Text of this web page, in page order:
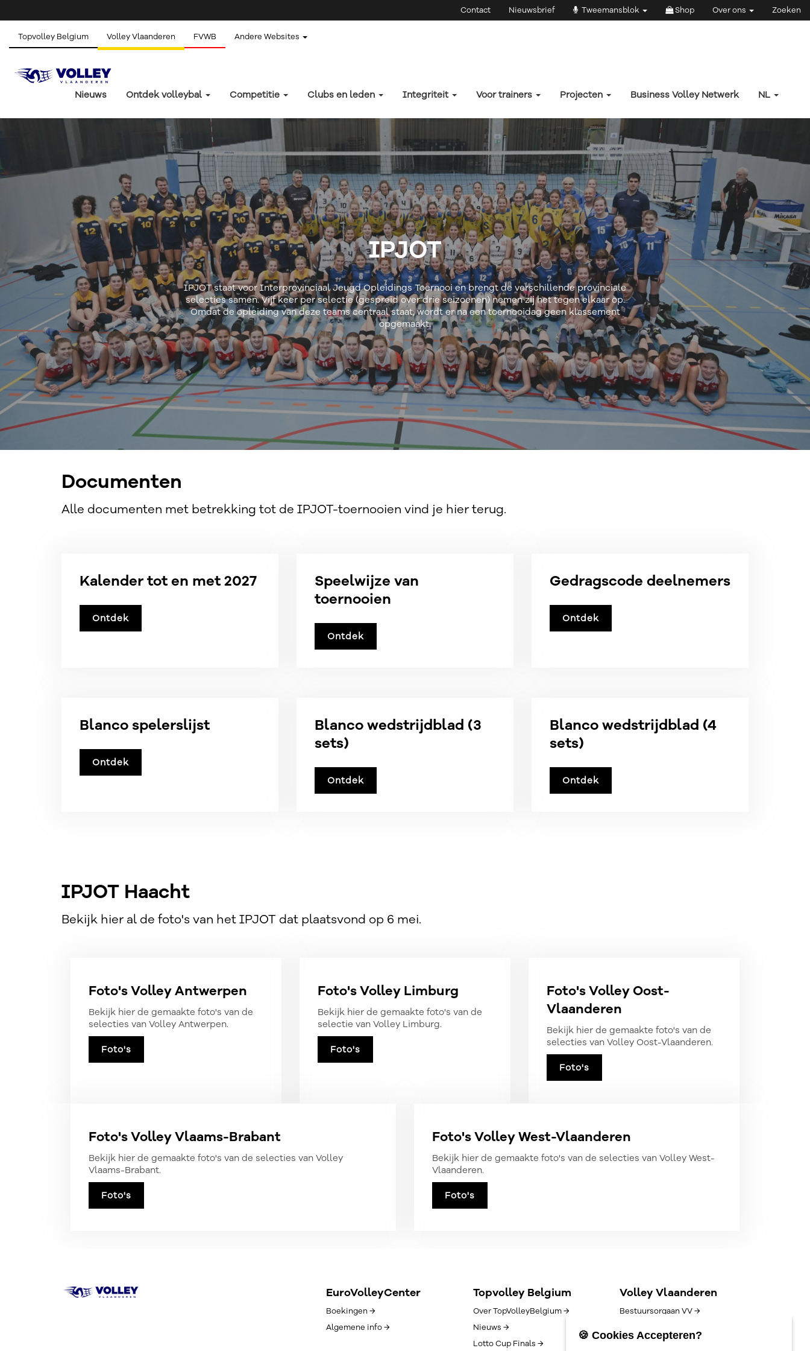
Contact Nieuwsbrief Tweemansblok Shop Over ons Zoeken
Topvolley Belgium Volley Vlaanderen FVWB Andere Websites
Nieuws Ontdek volleybal Competitie Clubs en leden Integriteit Voor trainers Projecten Business Volley Netwerk NL
IPJOT
IPJOT staat voor Interprovinciaal Jeugd Opleidings Toernooi en brengt de verschillende provinciale
selecties samen. Vijf keer per selectie (gespreid over drie seizoenen) nemen zij het tegen elkaar op.
Omdat de opleiding van deze teams centraal staat, wordt er na een toernooidag geen klassement
opgemaakt.
Documenten
Alle documenten met betrekking tot de IPJOT-toernooien vind je hier terug.
Kalender tot en met 2027
Ontdek
Speelwijze van
toernooien
Ontdek
Gedragscode deelnemers
Ontdek
Blanco spelerslijst
Ontdek
Blanco wedstrijdblad (3
sets)
Ontdek
Blanco wedstrijdblad (4
sets)
Ontdek
IPJOT Haacht
Bekijk hier al de foto's van het IPJOT dat plaatsvond op 6 mei.
Foto's Volley Antwerpen
Bekijk hier de gemaakte foto's van de
selecties van Volley Antwerpen.
Foto's
Foto's Volley Limburg
Bekijk hier de gemaakte foto's van de
selectie van Volley Limburg.
Foto's
Foto's Volley Oost-
Vlaanderen
Bekijk hier de gemaakte foto's van de
selecties van Volley Oost-Vlaanderen.
Foto's
Foto's Volley Vlaams-Brabant
Bekijk hier de gemaakte foto's van de selecties van Volley
Vlaams-Brabant.
Foto's
Foto's Volley West-Vlaanderen
Bekijk hier de gemaakte foto's van de selecties van Volley West-
Vlaanderen.
Foto's
Volley Vlaanderen
Bestuursorgaan VV →
Competitie/uitslagen →
Topvolley Belgium
Over TopVolleyBelgium →
Nieuws →
Lotto Cup Finals →
EuroVolleyCenter
Boekingen →
Algemene info →
🍪 Cookies Accepteren?